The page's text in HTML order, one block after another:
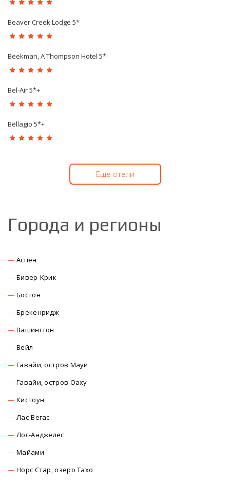
Beaver Creek Lodge 5*
Beekman, A Thompson Hotel 5*
Bel-Air 5*+
Bellagio 5*+
Еще отели
Города и регионы
Аспен
Бивер-Крик
Бостон
Брекенридж
Вашингтон
Вейл
Гавайи, остров Мауи
Гавайи, остров Оаху
Кистоун
Лас-Вегас
Лос-Анджелес
Майами
Норс Стар, озеро Тахо